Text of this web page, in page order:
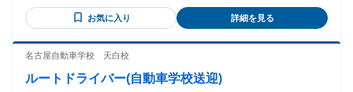
【賞与】 ◎賞与あり/年2回（2年目より） 1年目は寸志
たい ・決まったルートをコツコツ回る仕事が合っている ・無
理な長距離運転は避けたい ・インフラを支える仕事に就きた
夕方から趣味の時間をつくりたい方。
お気に入り 詳細を見る
名古屋自動車学校 天白校
ルートドライバー(自動車学校送迎)